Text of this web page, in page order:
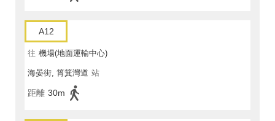
A12
往 機場(地面運輸中心)
海晏街, 筲箕灣道 站
距離 30m